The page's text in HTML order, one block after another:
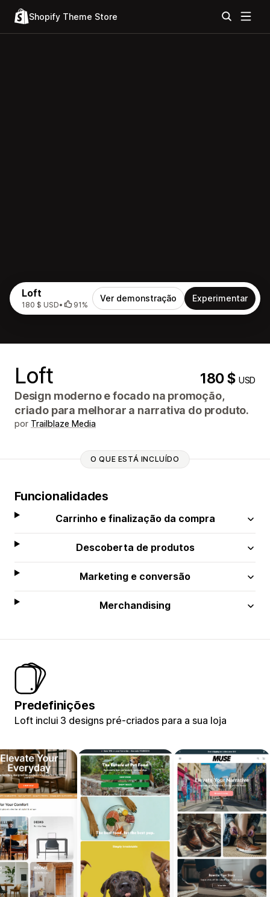
Shopify Theme Store
Loft
180 $ USD• 91%
Ver demonstração Experimentar
Loft 180 $USD
Design moderno e focado na promoção,
criado para melhorar a narrativa do produto.
por Trailblaze Media
O QUE ESTÁ INCLUÍDO
Funcionalidades
Carrinho e finalização da compra
Descoberta de produtos
Marketing e conversão
Merchandising
Predefinições
Loft inclui 3 designs pré-criados para a sua loja